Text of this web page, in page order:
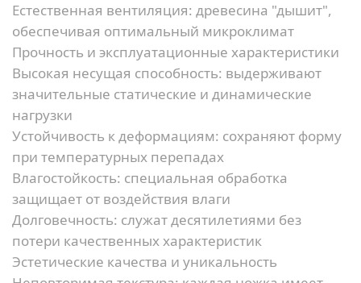
Естественная вентиляция: древесина "дышит",
обеспечивая оптимальный микроклимат
Прочность и эксплуатационные характеристики
Высокая несущая способность: выдерживают
значительные статические и динамические
нагрузки
Устойчивость к деформациям: сохраняют форму
при температурных перепадах
Влагостойкость: специальная обработка
защищает от воздействия влаги
Долговечность: служат десятилетиями без
потери качественных характеристик
Эстетические качества и уникальность